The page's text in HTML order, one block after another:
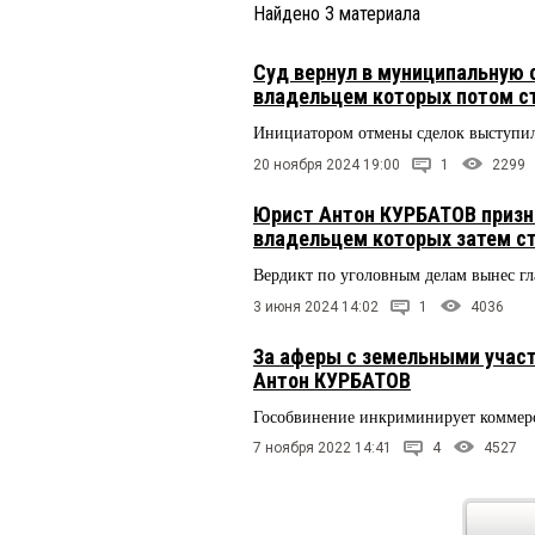
Найдено 3 материала
Суд вернул в муниципальную
владельцем которых потом
Инициатором отмены сделок
20 ноября 2024 19:00 1 2299
Юрист Антон КУРБАТОВ
владельцем которых затем
Вердикт по уголовным делам вынес
3 июня 2024 14:02 1 4036
За аферы с земельными
Антон КУРБАТОВ
Гособвинение инкриминирует
7 ноября 2022 14:41 4 4527